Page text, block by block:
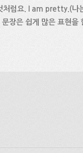
것처럼요. I am
장은 쉽게 많은 표현